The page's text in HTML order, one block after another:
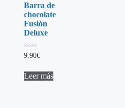
Barra de
chocolate
Fusión
Deluxe
0
9.90€
Leer más